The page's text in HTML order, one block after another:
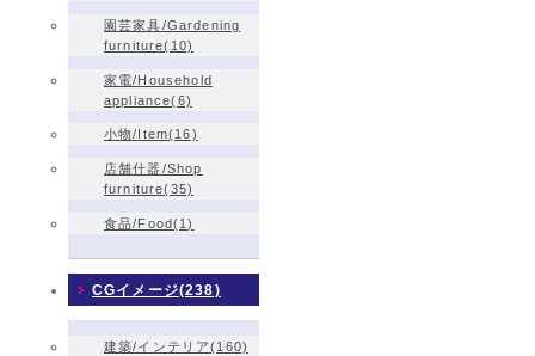
園芸家具/Gardening
furniture(10)
家電/Household
appliance(6)
小物/Item(16)
店舗什器/Shop
furniture(35)
食品/Food(1)
CGイメージ(238)
建築/インテリア(160)